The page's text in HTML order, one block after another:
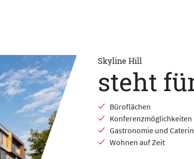
Skyline Hill
steht
Büroflächen
Konferenzmöglichkeiten
Gastronomie und
Wohnen auf Zeit